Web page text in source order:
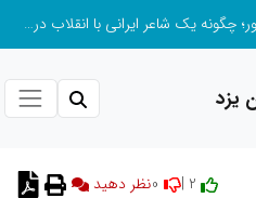
چیستی طراشعر از نگاه امین افضل‌پور؛ چگونه یک شاعر ایرانی با انقلاب در جایگاه حرف، شعر را از متن خطی به میدان ادراک بصری تبدیل کرد؟
یزد
نظر دهید